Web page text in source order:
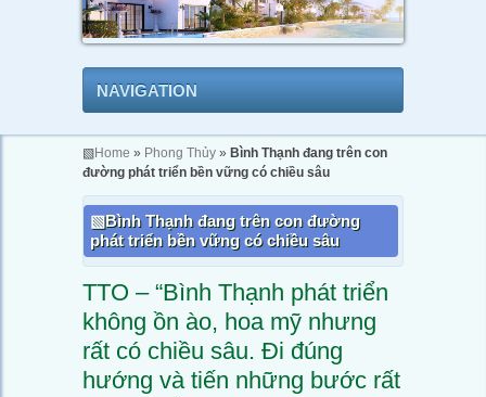
NAVIGATION
▧Home » Phong Thủy » Bình Thạnh đang trên con
đường phát triển bền vững có chiều sâu
Bình Thạnh đang trên con đường
phát triển bền vững có chiều sâu
TTO – “Bình Thạnh phát triển
không ồn ào, hoa mỹ nhưng
rất có chiều sâu. Đi đúng
hướng và tiến những bước rất